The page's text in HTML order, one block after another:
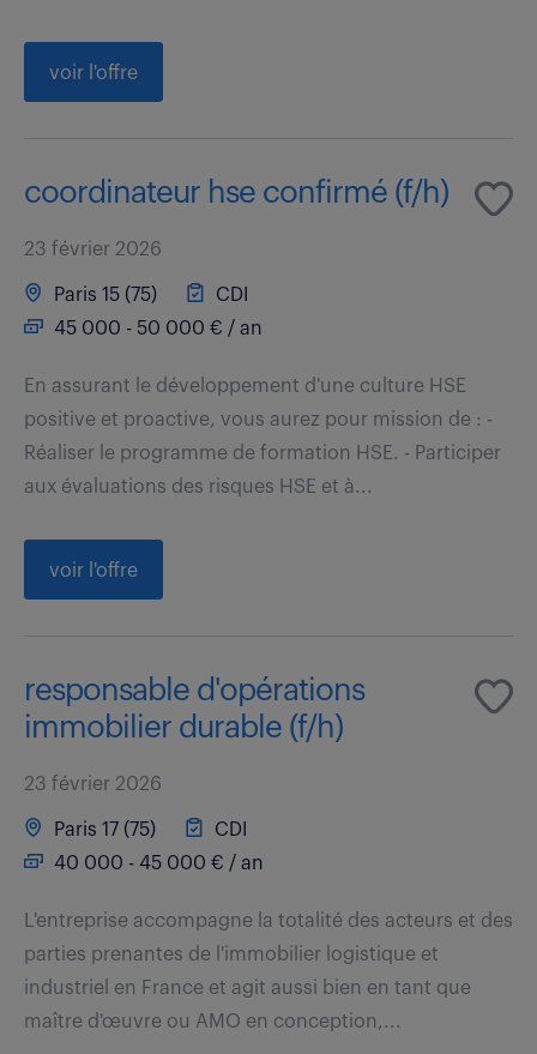
voir l'offre
coordinateur hse confirmé (f/h)
23 février 2026
Paris 15 (75)
CDI
45 000 - 50 000 € / an
En assurant le développement d'une culture HSE
positive et proactive, vous aurez pour mission de : -
Réaliser le programme de formation HSE. - Participer
aux évaluations des risques HSE et à...
voir l'offre
responsable d'opérations
immobilier durable (f/h)
23 février 2026
Paris 17 (75)
CDI
40 000 - 45 000 € / an
L'entreprise accompagne la totalité des acteurs et des
parties prenantes de l'immobilier logistique et
industriel en France et agit aussi bien en tant que
maître d'œuvre ou AMO en conception,...